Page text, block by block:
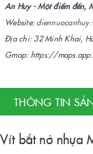
An Huy - Một điểm đến,
Website:
Địa chỉ: 32 Minh Khai,
Gmap: https://
THÔNG TIN
Vít bắt nở nhựa